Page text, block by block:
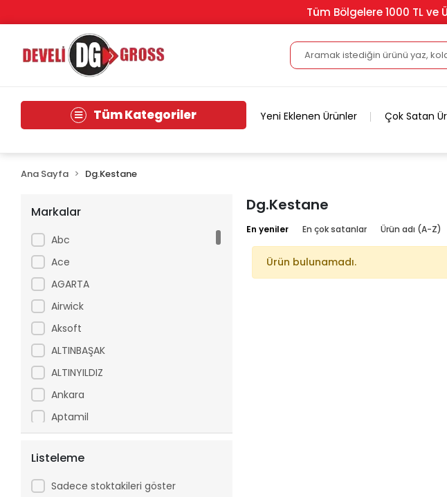
Tüm Bölgelere 1000 TL ve
Tüm Kategoriler Yeni Eklenen Ürünler Çok Satan
Ana Sayfa Dg.Kestane
Markalar
Abc
Ace
AGARTA
Airwick
Aksoft
ALTINBAŞAK
ALTINYILDIZ
Ankara
Aptamil
Ariel
Arko
Listeleme
Sadece stoktakileri göster
Dg.Kestane
En yeniler En çok satanlar Ürün adı (A-Z)
Ürün bulunamadı.